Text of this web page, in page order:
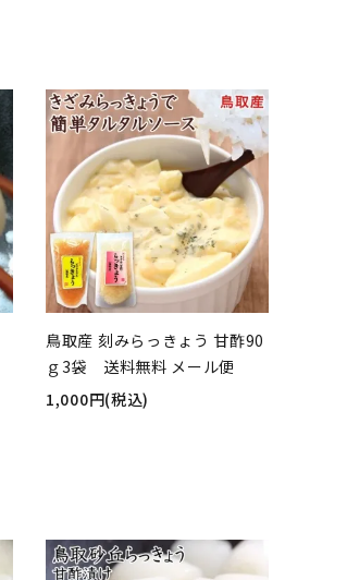
鳥取産 刻みらっきょう 甘酢90
ｇ3袋 送料無料 メール便
1,000円(税込)